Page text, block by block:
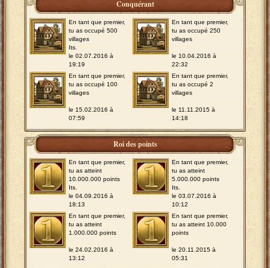
Conquérant
En tant que premier,
tu as occupé 500
villages
Its.
le 02.07.2016 à
19:19
En tant que premier,
tu as occupé 250
villages
le 10.04.2016 à
22:32
En tant que premier,
tu as occupé 100
villages
le 15.02.2016 à
07:59
En tant que premier,
tu as occupé 2
villages
le 11.11.2015 à
14:18
Roi des points
En tant que premier,
tu as atteint
10.000.000 points
Its.
le 04.09.2016 à
18:13
En tant que premier,
tu as atteint
5.000.000 points
Its.
le 03.07.2016 à
10:12
En tant que premier,
tu as atteint
1.000.000 points
le 24.02.2016 à
13:12
En tant que premier,
tu as atteint 10.000
points
le 20.11.2015 à
05:31